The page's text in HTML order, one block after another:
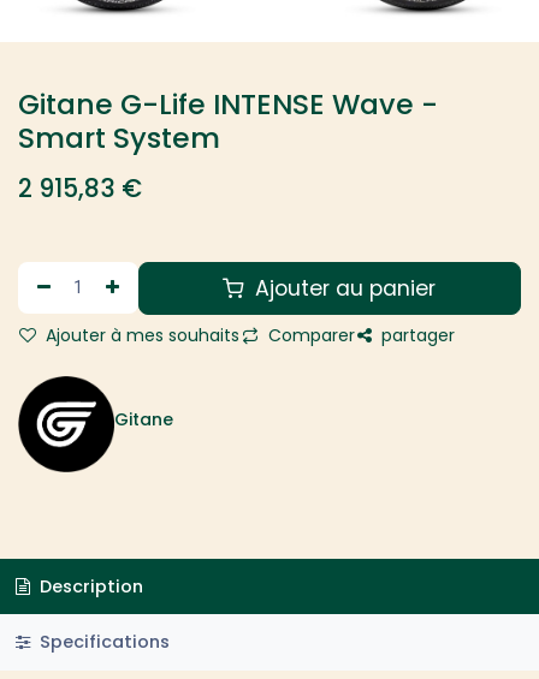
Gitane G-Life INTENSE Wave -
Smart System
2 915,83 €
Ajouter au panier
Ajouter à mes souhaits Comparer partager
Gitane
Description
Specifications